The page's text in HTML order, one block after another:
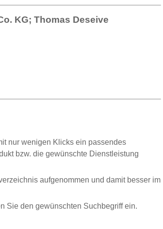
KG; Thomas Deseive
nur wenigen Klicks ein passendes
bzw. die gewünschte Dienstleistung
aufgenommen und damit besser im
Sie den gewünschten Suchbegriff ein.